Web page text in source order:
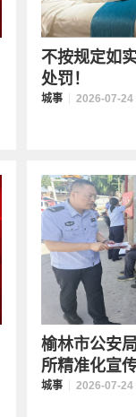
不按规定如
处罚！
城事 2026-07-24
榆林市公安
所精准化宣
城事 2026-07-24